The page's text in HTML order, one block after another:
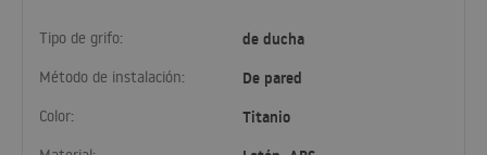
Tipo de grifo: de ducha
Método de instalación: De pared
Color: Titanio